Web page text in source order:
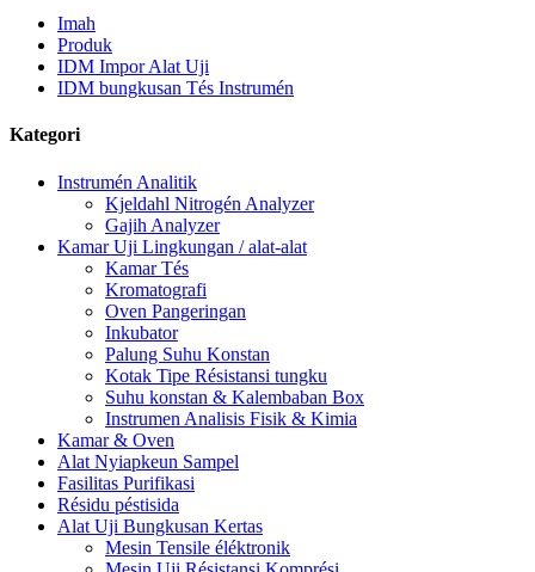
Imah
Produk
IDM Impor Alat Uji
IDM bungkusan Tés Instrumén
Kategori
Instrumén Analitik
Kjeldahl Nitrogén Analyzer
Gajih Analyzer
Kamar Uji Lingkungan / alat-alat
Kamar Tés
Kromatografi
Oven Pangeringan
Inkubator
Palung Suhu Konstan
Kotak Tipe Résistansi tungku
Suhu konstan & Kalembaban Box
Instrumen Analisis Fisik & Kimia
Kamar & Oven
Alat Nyiapkeun Sampel
Fasilitas Purifikasi
Résidu péstisida
Alat Uji Bungkusan Kertas
Mesin Tensile éléktronik